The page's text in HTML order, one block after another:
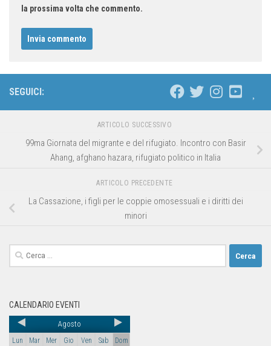
la prossima volta che commento.
SEGUICI:
ARTICOLO SUCCESSIVO
99ma Giornata del migrante e del rifugiato. Incontro con Basir
Ahang, afghano hazara, rifugiato politico in Italia
ARTICOLO PRECEDENTE
La Cassazione, i figli per le coppie omosessuali e i diritti dei
minori
CALENDARIO EVENTI
Agosto
Lun Mar Mer Gio Ven Sab
Dom